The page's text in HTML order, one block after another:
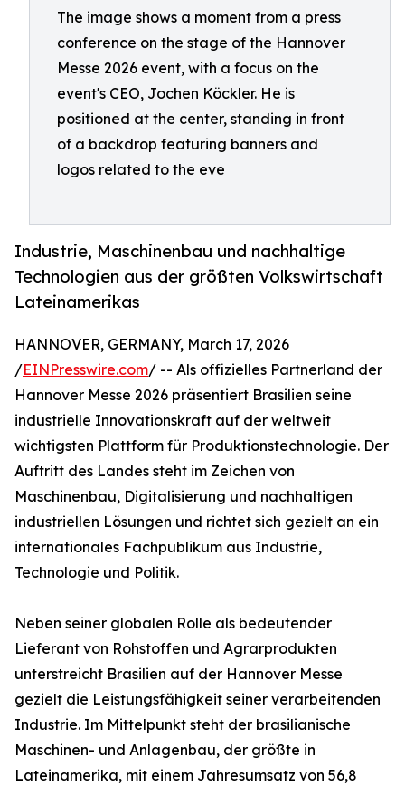
The image shows a moment from a press
conference on the stage of the Hannover
Messe 2026 event, with a focus on the
event's CEO, Jochen Köckler. He is
positioned at the center, standing in front
of a backdrop featuring banners and
logos related to the eve
Industrie, Maschinenbau und nachhaltige
Technologien aus der größten Volkswirtschaft
Lateinamerikas
HANNOVER, GERMANY, March 17, 2026
/EINPresswire.com/ -- Als offizielles Partnerland der
Hannover Messe 2026 präsentiert Brasilien seine
industrielle Innovationskraft auf der weltweit
wichtigsten Plattform für Produktionstechnologie. Der
Auftritt des Landes steht im Zeichen von
Maschinenbau, Digitalisierung und nachhaltigen
industriellen Lösungen und richtet sich gezielt an ein
internationales Fachpublikum aus Industrie,
Technologie und Politik.
Neben seiner globalen Rolle als bedeutender
Lieferant von Rohstoffen und Agrarprodukten
unterstreicht Brasilien auf der Hannover Messe
gezielt die Leistungsfähigkeit seiner verarbeitenden
Industrie. Im Mittelpunkt steht der brasilianische
Maschinen- und Anlagenbau, der größte in
Lateinamerika, mit einem Jahresumsatz von 56,8